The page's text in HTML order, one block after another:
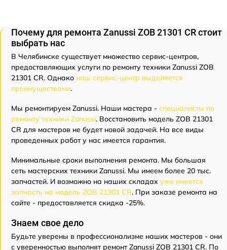
Почему для ремонта Zanussi ZOB 21301 CR стоит
выбрать нас
В Челябинске существует множество сервис-центров,
предоставляющих услуги по ремонту техники Zanussi ZOB
21301 CR. Однако наш сервис-центр выделяется
преимуществами.
Мы ремонтируем Zanussi. Наши мастера - специалисты по
ремонту техники Zanussi. Восстановить модель ZOB 21301
CR для мастеров не будет новой задачей. На все виды
проведенных работ у нас имеется гарантия.
Минимальные сроки выполнения ремонта. Мы большая
сеть мастерских техники Zanussi. Мы имеем более 20 тыс.
запчастей. И возможно на наших складах уже имеется
запчасть на модель ZOB 21301 CR. При заказе ремонта на
сайте - предоставляется скидка -25%.
Знаем свое дело
Будьте уверены в профессионализме наших мастеров - они
с уверенностью выполнят ремонт Zanussi ZOB 21301 CR. По